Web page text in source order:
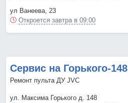
ул Ванеева, 23
Откроется завтра в 09:00
Сервис на Горького-148
Ремонт пульта ДУ JVC
ул. Максима Горького д. 148